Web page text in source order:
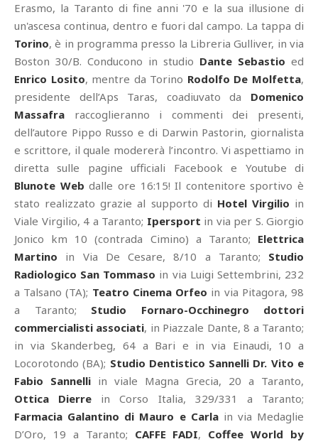
Erasmo, la Taranto di fine anni '70 e la sua illusione di
un'ascesa continua, dentro e fuori dal campo. La tappa di
Torino, è in programma presso la Libreria Gulliver, in via
Boston 30/B. Conducono in studio Dante Sebastio ed
Enrico Losito, mentre da Torino Rodolfo De Molfetta,
presidente dell’Aps Taras, coadiuvato da Domenico
Massafra raccoglieranno i commenti dei presenti,
dell’autore Pippo Russo e di Darwin Pastorin, giornalista
e scrittore, il quale modererà l’incontro. Vi aspettiamo in
diretta sulle pagine ufficiali Facebook e Youtube di
Blunote Web dalle ore 16:15! Il contenitore sportivo è
stato realizzato grazie al supporto di Hotel Virgilio in
Viale Virgilio, 4 a Taranto; Ipersport in via per S. Giorgio
Jonico km 10 (contrada Cimino) a Taranto; Elettrica
Martino in Via De Cesare, 8/10 a Taranto; Studio
Radiologico San Tommaso in via Luigi Settembrini, 232
a Talsano (TA); Teatro Cinema Orfeo in via Pitagora, 98
a Taranto; Studio Fornaro-Occhinegro
dottori
commercialisti associati, in Piazzale Dante, 8 a Taranto;
in via Skanderbeg, 64 a Bari e in via Einaudi, 10 a
Locorotondo (BA); Studio Dentistico Sannelli Dr. Vito e
Fabio Sannelli in viale Magna Grecia, 20 a Taranto,
Ottica Dierre in Corso Italia, 329/331 a Taranto;
Farmacia Galantino di Mauro e Carlain via Medaglie
D’Oro, 19 a Taranto; CAFFE FADI, Coffee World by